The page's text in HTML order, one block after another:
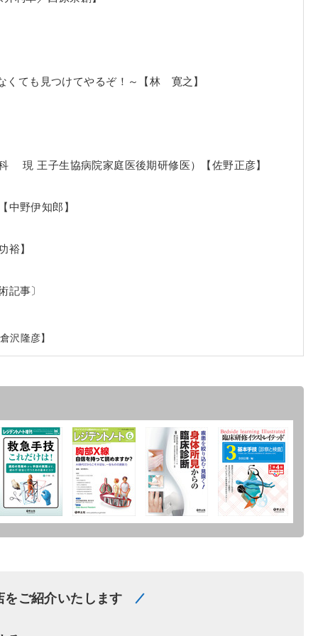
ても見つけてやるぞ！～【林 寛之】
現 王子生協病院家庭医後期研修医）【佐野正彦】
中野伊知郎】
】
事〕
沢隆彦】
ご紹介いたします